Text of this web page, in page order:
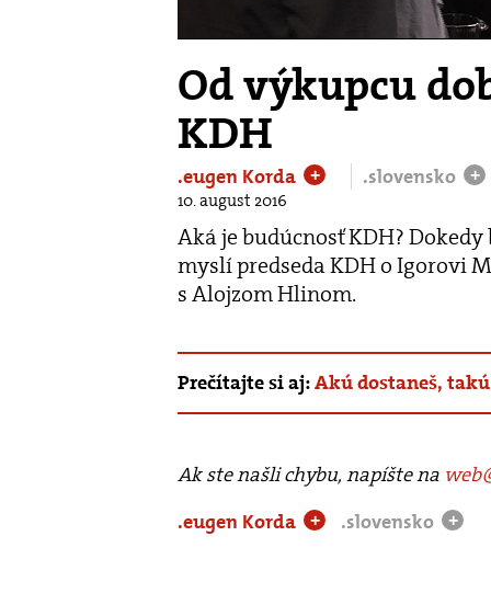
Od výkupcu
KDH
.eugen Korda + .slovensko +
10. august 2016
Aká je budúcnosť KDH?
myslí predseda KDH o Igorovi
s Alojzom Hlinom.
Prečítajte si aj:Akú dostaneš,
Ak ste našli chybu, napíšte na
.eugen Korda
+ .slovensko +